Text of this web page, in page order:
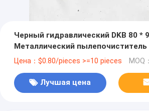
Черный гидравлический DKB 80 *
Металлический
уплотнитель Идеально подходит
Цена：$0.80/pieces >=10 pieces MOQ
Лучшая цена